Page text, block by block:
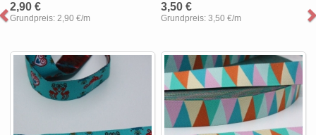
2,90 €
Grundpreis:2,90 €/m
3,50 €
Grundpreis:3,50 €/m